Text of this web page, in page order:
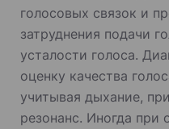
голосовых связок и
затруднения подачи
усталости голоса.
оценку качества
учитывая дыхание,
резонанс. Иногда при